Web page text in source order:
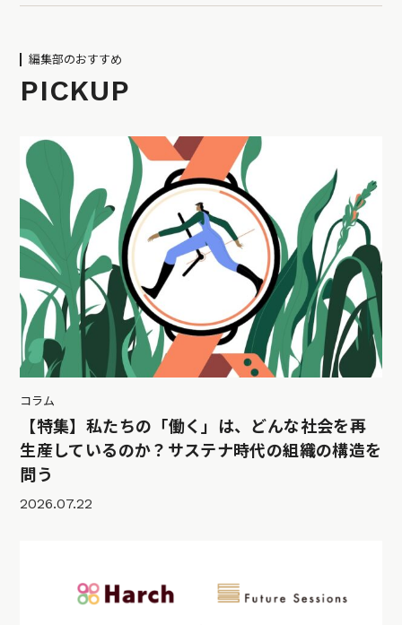
編集部のおすすめ
PICKUP
コラム
【特集】私たちの「働く」は、どんな社会を再
生産しているのか？サステナ時代の組織の構造を
問う
2026.07.22